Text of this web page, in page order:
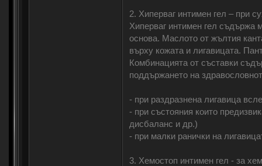
2. Хиперваг интимен гел – при
Хиперваг интимен гел съдържа
основа. Маслото от жълтия
върху кожата и лигавицата.
Комбинацията от съставки
поддържането на
- при раздразнена лигавица
- при състояния които
дисбаланс и др.)
- при малки ранички на
3. Хемостоп интимен гел - за